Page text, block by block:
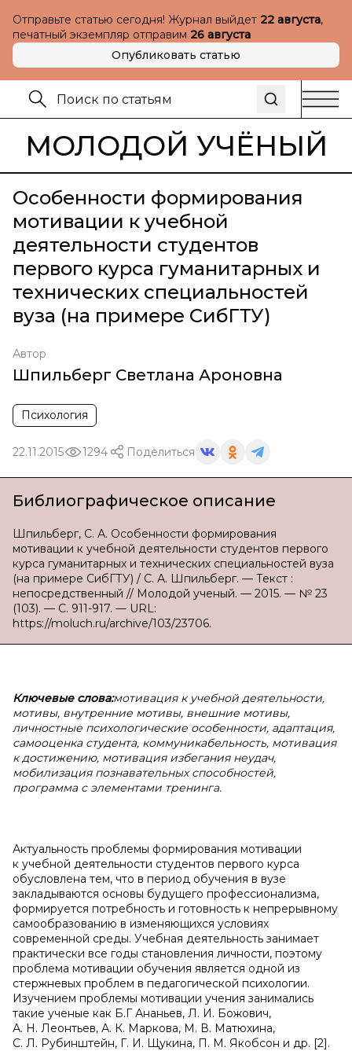
Отправьте статью сегодня! Журнал выйдет 22 августа,
печатный экземпляр отправим 26 августа
Опубликовать статью
МОЛОДОЙ УЧЁНЫЙ
Особенности формирования
мотивации к учебной
деятельности студентов
первого курса гуманитарных и
технических специальностей
вуза (на примере СибГТУ)
Автор
Шпильберг Светлана Ароновна
Психология
22.11.2015 1294 Поделиться
Библиографическое описание
Шпильберг, С. А. Особенности формирования
мотивации к учебной деятельности студентов первого
курса гуманитарных и технических специальностей вуза
(на примере СибГТУ) / С. А. Шпильберг. — Текст :
непосредственный // Молодой ученый. — 2015. — № 23
(103). — С. 911-917. — URL:
https://moluch.ru/archive/103/23706.
Ключевые слова:мотивация к учебной деятельности,
мотивы, внутренние мотивы, внешние мотивы,
личностные психологические особенности, адаптация,
самооценка студента, коммуникабельность, мотивация
к достижению, мотивация избегания неудач,
мобилизация познавательных способностей,
программа с элементами тренинга.
Актуальность проблемы формирования мотивации
к учебной деятельности студентов первого курса
обусловлена тем, что в период обучения в вузе
закладываются основы будущего профессионализма,
формируется потребность и готовность к непрерывному
самообразованию в изменяющихся условиях
современной среды. Учебная деятельность занимает
практически все годы становления личности, поэтому
проблема мотивации обучения является одной из
стержневых проблем в педагогической психологии.
Изучением проблемы мотивации учения занимались
такие ученые как Б.Г Ананьев, Л. И. Божович,
А. Н. Леонтьев, А. К. Маркова, М. В. Матюхина,
С. Л. Рубинштейн, Г. И. Щукина, П. М. Якобсон и др. [2].